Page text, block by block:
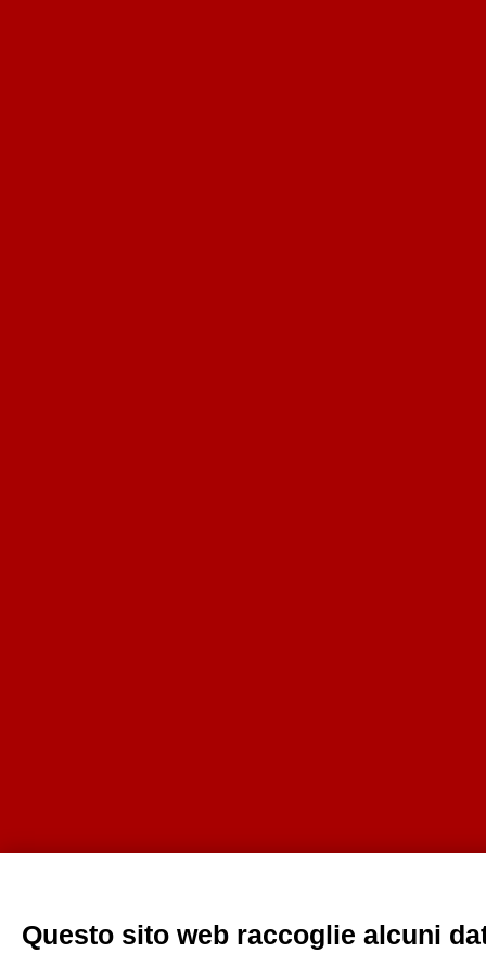
Questo sito web raccoglie alcuni